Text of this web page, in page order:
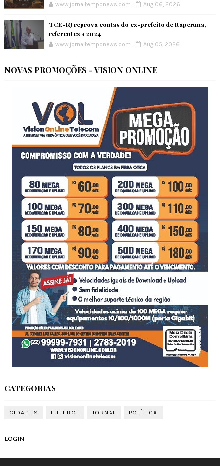
www.jornaltemponews.com Aug 06, 2026
TCE-RJ reprova contas do ex-prefeito de Itaperuna,
referentes a 2024
www.jornaltemponews.com Aug 05, 2026
NOVAS PROMOÇÕES - VISION ONLINE
CATEGORIAS
CIDADES FUTEBOL JORNAL POLÍTICA
LOGIN